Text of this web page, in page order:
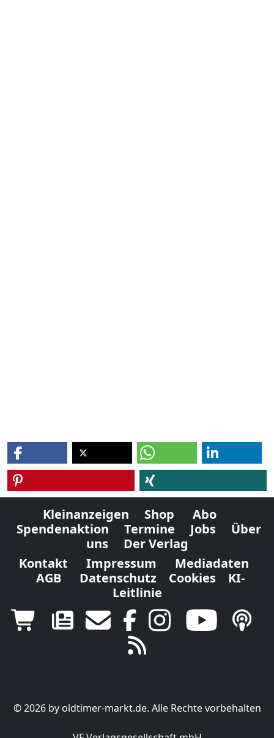
Kleinanzeigen Shop
Abo
Spendenaktion
Termine Jobs
Über
uns
Der Verlag
Kontakt
Impressum
Mediadaten
AGB
Datenschutz Cookies
KI-
Leitlinie
© 2026 by oldtimer-markt.de. Alle Rechte vorbehalten